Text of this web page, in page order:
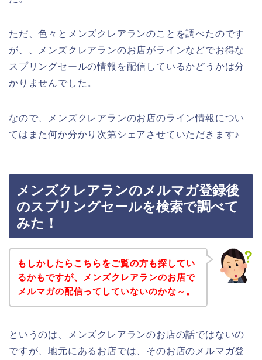
ただ、色々とメンズクレアランのことを調べたのです
が、、メンズクレアランのお店がラインなどでお得な
スプリングセールの情報を配信しているかどうかは分
かりませんでした。
なので、メンズクレアランのお店のライン情報につい
てはまた何か分かり次第シェアさせていただきます♪
メンズクレアランのメルマガ登録後
のスプリングセールを検索で調べて
みた！
もしかしたらこちらをご覧の方も探してい
るかもですが、メンズクレアランのお店で
メルマガの配信ってしていないのかな～。
というのは、メンズクレアランのお店の話ではないの
ですが、地元にあるお店では、そのお店のメルマガ登